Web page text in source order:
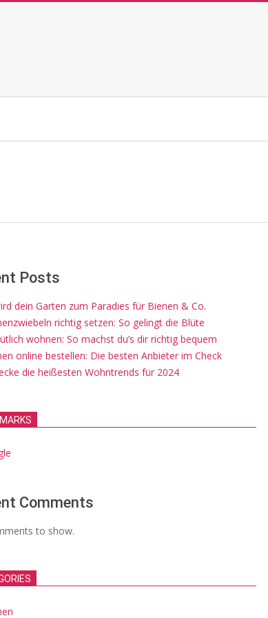
Posts
dein Garten zum Paradies für Bienen & Co.
richtig setzen: So gelingt die Blüte
wohnen: So machst du’s dir richtig bequem
online bestellen: Die besten Anbieter im Check
die heißesten Wohntrends für 2024
Comments
to show.